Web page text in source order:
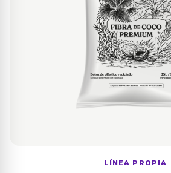
LÍNEA PROPIA